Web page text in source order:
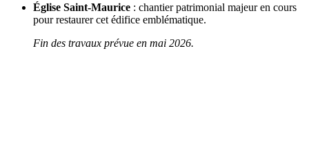
Église Saint-Maurice : chantier patrimonial majeur en cours
pour restaurer cet édifice emblématique.
Fin des travaux prévue en mai 2026.